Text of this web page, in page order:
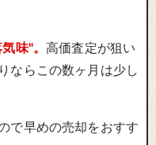
味"。高価査定が狙い
ならこの数ヶ月は少し
で早めの売却をおすす